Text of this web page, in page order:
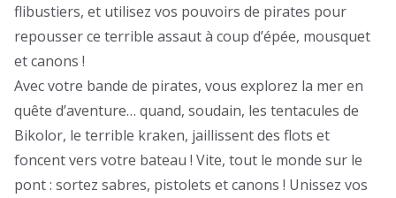
flibustiers, et utilisez vos pouvoirs de pirates pour
repousser ce terrible assaut à coup d’épée, mousquet
et canons !
Avec votre bande de pirates, vous explorez la mer en
quête d’aventure… quand, soudain, les tentacules de
Bikolor, le terrible kraken, jaillissent des flots et
foncent vers votre bateau ! Vite, tout le monde sur le
pont : sortez sabres, pistolets et canons ! Unissez vos